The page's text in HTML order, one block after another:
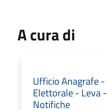
A cura di
Ufficio Anagrafe
Elettorale - Leva
Notifiche